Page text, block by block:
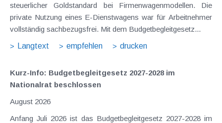
steuerlicher Goldstandard bei Firmenwagenmodellen. Die
private Nutzung eines E-Dienstwagens war für Arbeitnehmer
vollständig sachbezugsfrei. Mit dem Budgetbegleitgesetz...
Langtext
empfehlen drucken
Kurz-Info: Budgetbegleitgesetz 2027-2028 im
Nationalrat beschlossen
August 2026
Anfang Juli 2026 ist das Budgetbegleitgesetz 2027-2028 im